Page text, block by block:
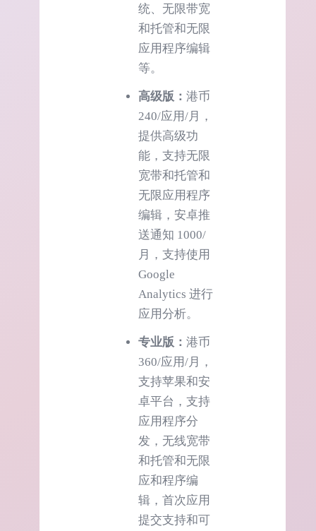
统、无限带宽
和托管和无限
应用程序编辑
等。
高级版： 港币
240/应用/月，
提供高级功
能，支持无限
宽带和托管和
无限应用程序
编辑，安卓推
送通知 1000/
月，支持使用
Google
Analytics 进行
应用分析。
专业版： 港币
360/应用/月，
支持苹果和安
卓平台，支持
应用程序分
发，无线宽带
和托管和无限
应和程序编
辑，首次应用
提交支持和可